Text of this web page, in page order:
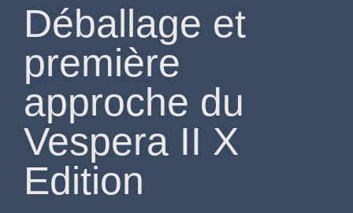
Déballage et
première
approche du
Vespera II X
Edition